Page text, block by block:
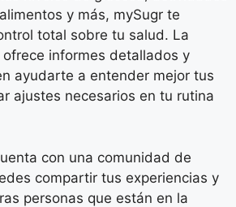
y más, mySugr te
total sobre tu salud. La
informes detallados y
ayudarte a entender mejor tus
ajustes necesarios en tu rutina
con una comunidad de
compartir tus experiencias y
personas que están en la